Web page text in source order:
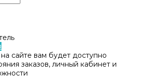
сайте вам будет доступно
заказов, личный кабинет и